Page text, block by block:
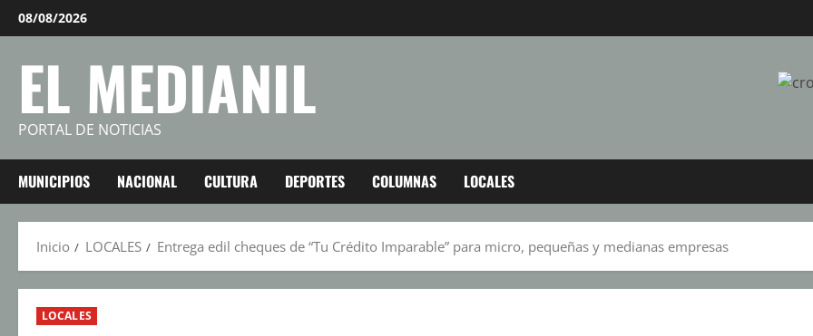
Saltar
al
08/08/2026
EL MEDIANIL
PORTAL DE NOTICIAS
MUNICIPIOS NACIONAL CULTURA DEPORTES COLUMNAS LOCALES
Inicio LOCALES Entrega edil cheques de “Tu Crédito Imparable” para micro, pequeñas y medianas empresas
LOCALES